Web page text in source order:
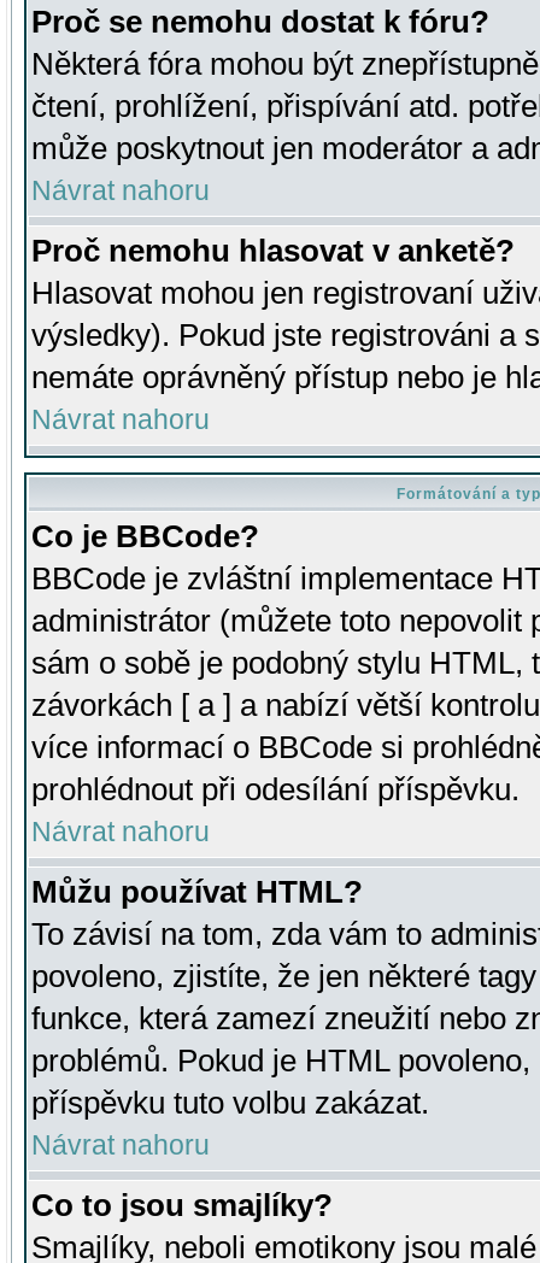
Proč se nemohu dostat k fóru?
Některá fóra mohou být
čtení, prohlížení, přispívání atd.
může poskytnout jen moderátor a
Návrat nahoru
Proč nemohu hlasovat v anketě?
Hlasovat mohou jen registrovaní
výsledky). Pokud jste registrováni a
nemáte oprávněný přístup nebo je
Návrat nahoru
Formátování a
Co je BBCode?
BBCode je zvláštní implementace
administrátor (můžete toto
sám o sobě je podobný stylu HTML,
závorkách [ a ] a nabízí větší
více informací o BBCode si
prohlédnout při odesílání příspěvku.
Návrat nahoru
Můžu používat HTML?
To závisí na tom, zda vám to
povoleno, zjistíte, že jen některé
funkce, která zamezí zneužití nebo
problémů. Pokud je HTML
příspěvku tuto volbu zakázat.
Návrat nahoru
Co to jsou smajlíky?
Smajlíky, neboli emotikony jsou